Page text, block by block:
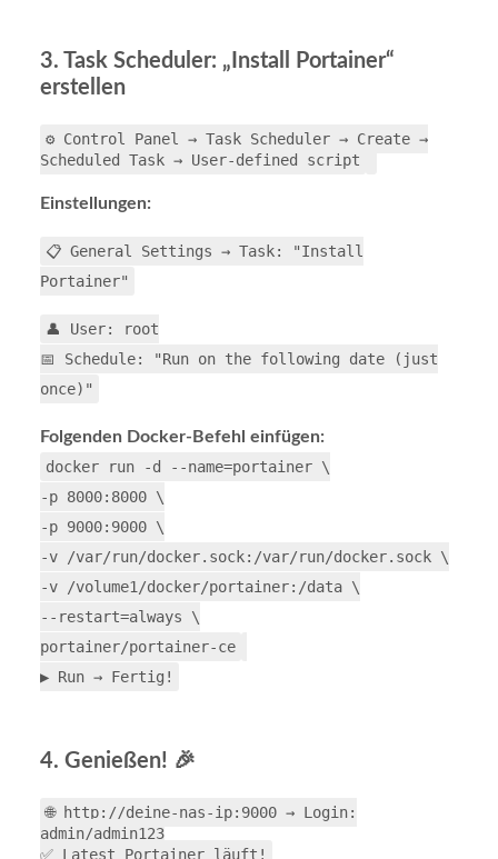
3. Task Scheduler: „Install Portainer“
erstellen
⚙️ Control Panel → Task Scheduler → Create →
Scheduled Task → User-defined script
Einstellungen:
📋 General Settings → Task: "Install
Portainer"
👤 User: root
📅 Schedule: "Run on the following date (just
once)"
Folgenden Docker-Befehl einfügen:
dockerrun -d --name=portainer \
-p 8000:8000 \
-p 9000:9000 \
-v /var/run/docker.sock:/var/run/docker.sock \
-v /volume1/docker/portainer:/data \
--restart=always \
portainer/portainer-ce
▶️ Run → Fertig!
4. Genießen! 🎉
🌐 http://deine-nas-ip:9000 → Login:
admin/admin123
✅ Latest Portainer läuft!